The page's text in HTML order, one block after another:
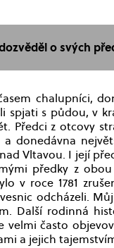
o svých
chalupníci,
spjati s půdou, v
Předci z otcovy
donedávna
Vltavou. I její
předky z
v roce 1781
odcházeli.
Další rodinná
velmi často
a jejich